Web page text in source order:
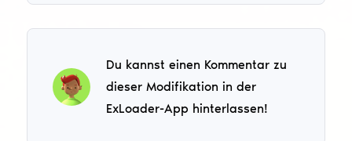
Du kannst einen Kommentar zu
dieser Modifikation in der
ExLoader-App hinterlassen!